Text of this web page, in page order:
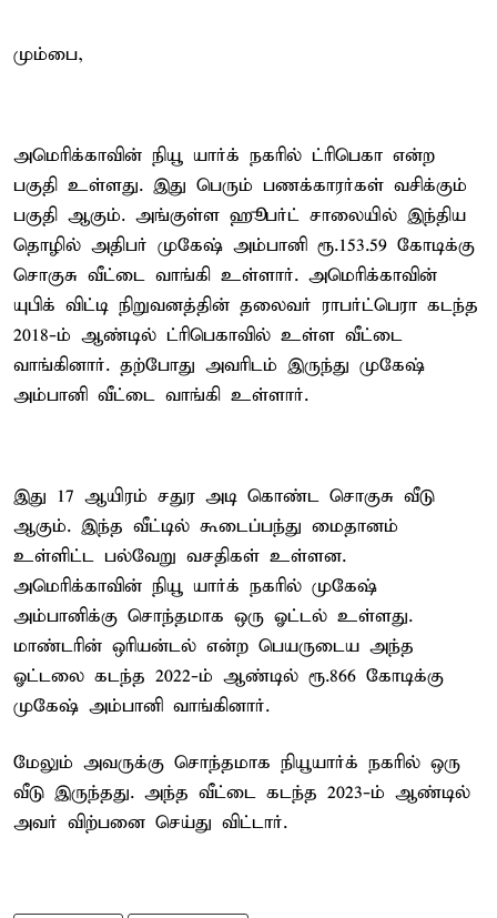
மும்பை,
அமெரிக்காவின் நியூ யார்க் நகரில் ட்ரிபெகா என்ற
பகுதி உள்ளது. இது பெரும் பணக்காரர்கள் வசிக்கும்
பகுதி ஆகும். அங்குள்ள ஹூபர்ட் சாலையில் இந்திய
தொழில் அதிபர் முகேஷ் அம்பானி ரூ.153.59 கோடிக்கு
சொகுசு வீட்டை வாங்கி உள்ளார். அமெரிக்காவின்
யுபிக் விட்டி நிறுவனத்தின் தலைவர் ராபர்ட்பெரா கடந்த
2018-ம் ஆண்டில் ட்ரிபெகாவில் உள்ள வீட்டை
வாங்கினார். தற்போது அவரிடம் இருந்து முகேஷ்
அம்பானி வீட்டை வாங்கி உள்ளார்.
இது 17 ஆயிரம் சதுர அடி கொண்ட சொகுசு வீடு
ஆகும். இந்த வீட்டில் கூடைப்பந்து மைதானம்
உள்ளிட்ட பல்வேறு வசதிகள் உள்ளன.
அமெரிக்காவின் நியூ யார்க் நகரில் முகேஷ்
அம்பானிக்கு சொந்தமாக ஒரு ஓட்டல் உள்ளது.
மாண்டரின் ஒரியன்டல் என்ற பெயருடைய அந்த
ஓட்டலை கடந்த 2022-ம் ஆண்டில் ரூ.866 கோடிக்கு
முகேஷ் அம்பானி வாங்கினார்.
மேலும் அவருக்கு சொந்தமாக நியூயார்க் நகரில் ஒரு
வீடு இருந்தது. அந்த வீட்டை கடந்த 2023-ம் ஆண்டில்
அவர் விற்பனை செய்து விட்டார்.